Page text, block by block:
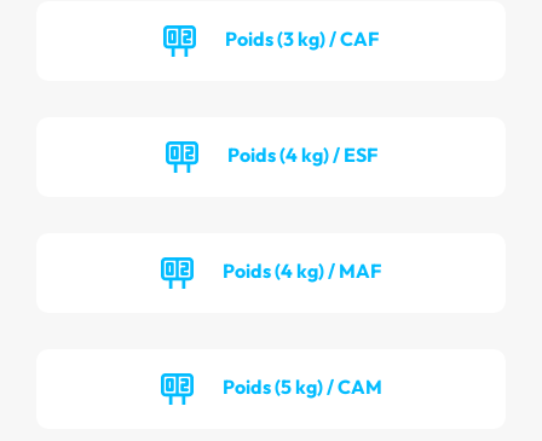
Poids (3 kg) / CAF
Poids (4 kg) / ESF
Poids (4 kg) / MAF
Poids (5 kg) / CAM